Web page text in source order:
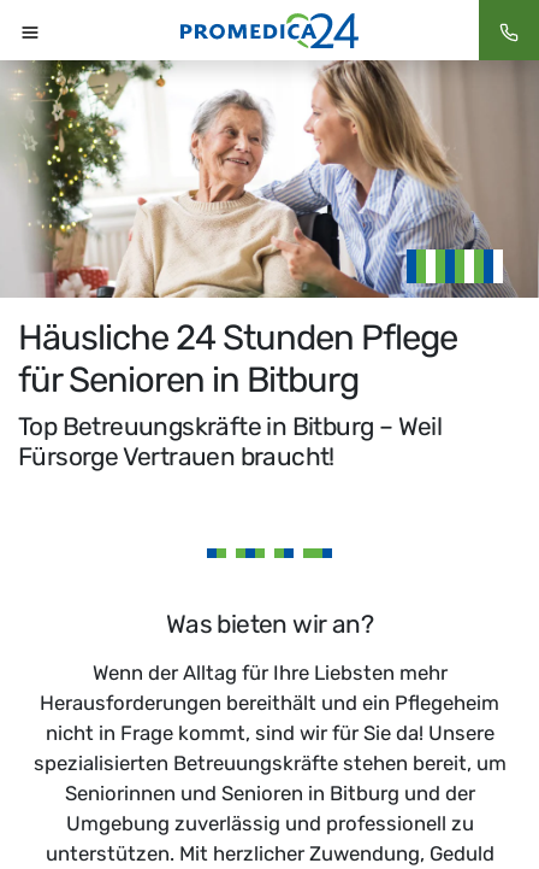
Häusliche 24 Stunden Pflege
für Senioren in Bitburg
Top Betreuungskräfte in Bitburg – Weil
Fürsorge Vertrauen braucht!
Was bieten wir an?
Wenn der Alltag für Ihre Liebsten mehr
Herausforderungen bereithält und ein Pflegeheim
nicht in Frage kommt, sind wir für Sie da! Unsere
spezialisierten Betreuungskräfte stehen bereit, um
Seniorinnen und Senioren in Bitburg und der
Umgebung zuverlässig und professionell zu
unterstützen. Mit herzlicher Zuwendung, Geduld